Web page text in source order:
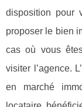
disposition pour
proposer le bien
cas où vous
visiter l’agence.
en marché